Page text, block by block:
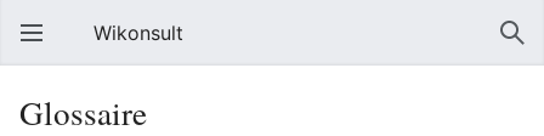
Wikonsult
Glossaire